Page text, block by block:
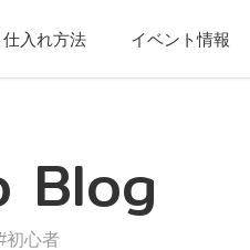
入れ方法 イベント情報
Blog
初心者